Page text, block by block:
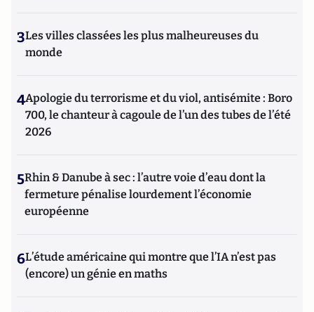
3Les villes classées les plus malheureuses du
monde
4Apologie du terrorisme et du viol, antisémite : Boro
700, le chanteur à cagoule de l’un des tubes de l’été
2026
5Rhin & Danube à sec : l’autre voie d’eau dont la
fermeture pénalise lourdement l’économie
européenne
6L’étude américaine qui montre que l’IA n’est pas
(encore) un génie en maths